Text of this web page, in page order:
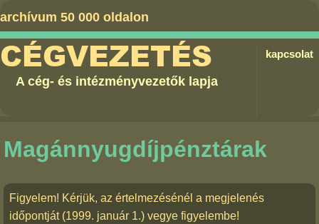
archívum 50 000 oldalon
kapcsolat
CÉGVEZETÉS
A cég- és intézményvezetők lapja
Magánnyugdíjpénztárak
Figyelem! Kérjük, az értelmezésénél a megjelenés
időpontját (1999. január 1.) vegye figyelembe!